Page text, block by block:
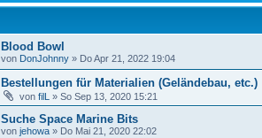
Blood Bowl
von DonJohnny » Do Apr 21, 2022 19:04
Bestellungen für Materialien (Geländebau, etc.)
von filL » So Sep 13, 2020 15:21
Suche Space Marine Bits
von jehowa » Do Mai 21, 2020 22:02